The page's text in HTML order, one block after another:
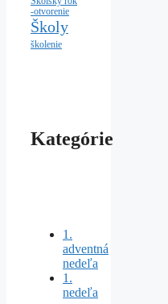
-otvorenie
Školy
školenie
Kategórie
1.
adventná
nedeľa
1.
nedeľa